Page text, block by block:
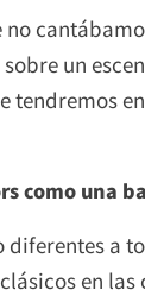
un
tendremos
como una
diferentes a
en